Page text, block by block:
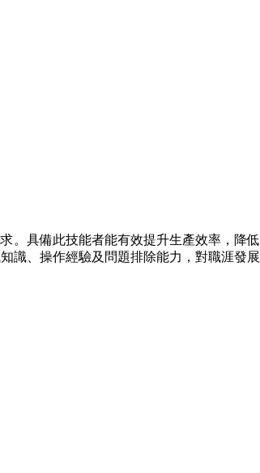
具備此技能者能有效提升生產效率，降
、操作經驗及問題排除能力，對職涯發展